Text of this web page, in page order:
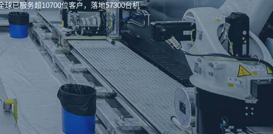
已服务超10700位客户，落地57300台机